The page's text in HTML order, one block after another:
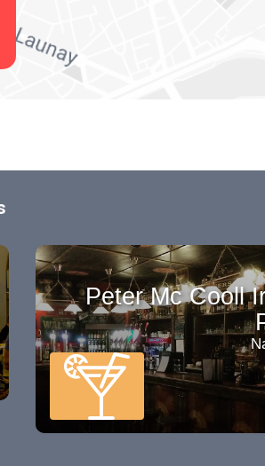
Peter Mc Cooll